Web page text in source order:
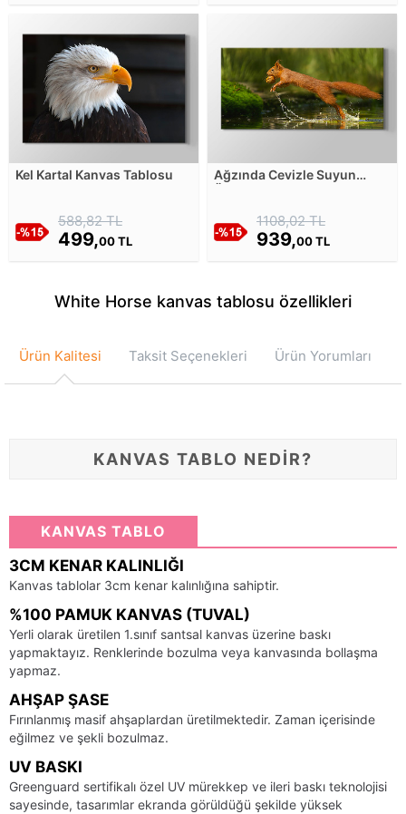
Kel Kartal Kanvas Tablosu
588,82 TL
499,00 TL
Ağzında Cevizle Suyun
1108,02 TL
939,00 TL
White Horse kanvas tablosu özellikleri
Ürün Kalitesi Taksit Seçenekleri Ürün Yorumları
KANVAS TABLO NEDİR?
KANVAS TABLO
3CM KENAR KALINLIĞI
Kanvas tablolar 3cm kenar kalınlığına sahiptir.
%100 PAMUK KANVAS (TUVAL)
Yerli olarak üretilen 1.sınıf santsal kanvas üzerine baskı
yapmaktayız. Renklerinde bozulma veya kanvasında bollaşma
yapmaz.
AHŞAP ŞASE
Fırınlanmış masif ahşaplardan üretilmektedir. Zaman içerisinde
eğilmez ve şekli bozulmaz.
UV BASKI
Greenguard sertifikalı özel UV mürekkep ve ileri baskı teknolojisi
sayesinde, tasarımlar ekranda görüldüğü şekilde yüksek